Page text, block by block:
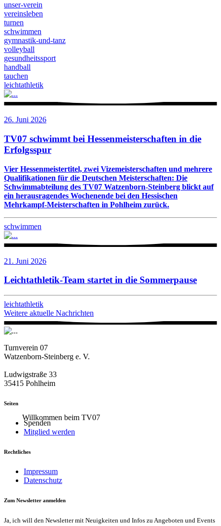
Willkommen beim TV07
unser-verein
vereinsleben
turnen
schwimmen
gymnastik-und-tanz
volleyball
gesundheitssport
handball
tauchen
leichtathletik
26. Juni 2026
TV07 schwimmt bei Hessenmeisterschaften in die
Erfolgsspur
Vier Hessenmeistertitel, zwei Vizemeisterschaften und mehrere
Qualifikationen für die Deutschen Meisterschaften: Die
Schwimmabteilung des TV07 Watzenborn-Steinberg blickt auf
ein herausragendes Wochenende bei den Hessischen
Mehrkampf-Meisterschaften in Pohlheim zurück.
schwimmen
21. Juni 2026
Leichtathletik-Team startet in die Sommerpause
leichtathletik
Weitere aktuelle Nachrichten
Turnverein 07
Watzenborn-Steinberg e. V.
Ludwigstraße 33
35415 Pohlheim
Seiten
Spenden
Mitglied werden
Rechtliches
Impressum
Datenschutz
Zum Newsletter anmelden
Ja, ich will den Newsletter mit Neuigkeiten und Infos zu Angeboten und Events